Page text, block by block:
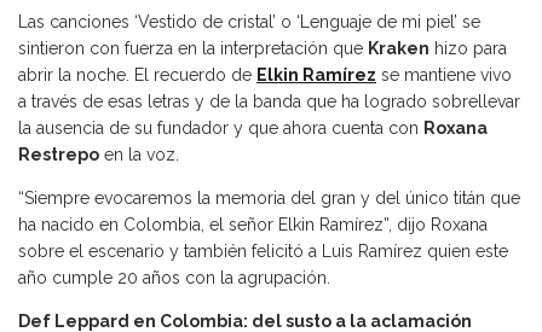
Las canciones ‘Vestido de cristal’ o ‘Lenguaje de mi piel’ se
sintieron con fuerza en la interpretación que Kraken hizo para
abrir la noche. El recuerdo de Elkin Ramírez se mantiene vivo
a través de esas letras y de la banda que ha logrado sobrellevar
la ausencia de su fundador y que ahora cuenta con Roxana
Restrepo en la voz.
“Siempre evocaremos la memoria del gran y del único titán que
ha nacido en Colombia, el señor Elkin Ramírez”, dijo Roxana
sobre el escenario y también felicitó a Luis Ramírez quien este
año cumple 20 años con la agrupación.
Def Leppard en Colombia: del susto a la aclamación